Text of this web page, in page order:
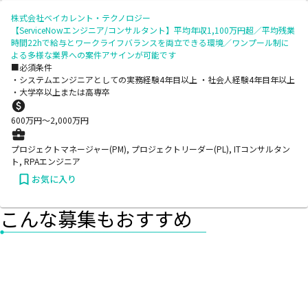
株式会社ベイカレント・テクノロジー
【ServiceNowエンジニア/コンサルタント】平均年収1,100万円超／平均残業
時間22hで給与とワークライフバランスを両立できる環境／ワンプール制に
よる多様な業界への案件アサインが可能です
■必須条件
・システムエンジニアとしての実務経験4年目以上 ・社会人経験4年目年以上
・大学卒以上または高専卒
600万円〜2,000万円
プロジェクトマネージャー(PM), プロジェクトリーダー(PL), ITコンサルタン
ト, RPAエンジニア
お気に入り
こんな募集もおすすめ